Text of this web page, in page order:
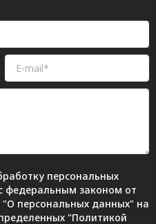
персональных
федеральным законом от
"О персональных данных" на
"Политикой